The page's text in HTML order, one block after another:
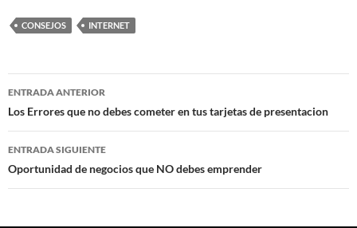
CONSEJOS INTERNET
Navegación
de
entradas
ENTRADA ANTERIOR
Los Errores que no debes cometer en tus tarjetas de presentacion
ENTRADA SIGUIENTE
Oportunidad de negocios que NO debes emprender